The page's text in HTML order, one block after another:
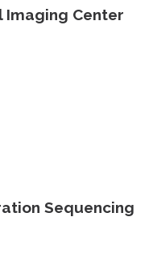
Imaging Center
Sequencing